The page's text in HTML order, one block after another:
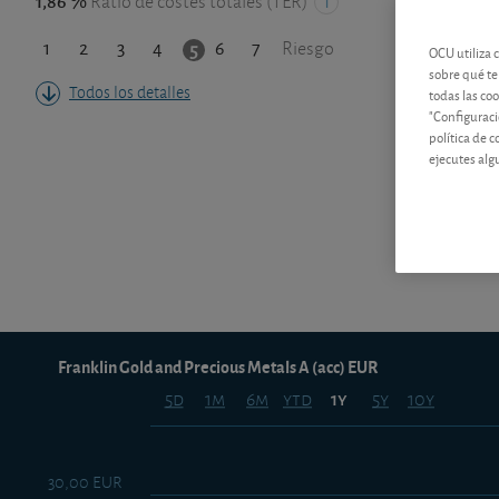
1 2 3 4 5 6 7 Riesgo
Todos los detalles
5d 1m 6m ytd 1y 5y 10y
Franklin Gold and Precious Metals A (acc) EUR
30,00 EUR
OCU utiliza
sobre qué
todas las
política de
ejecutes